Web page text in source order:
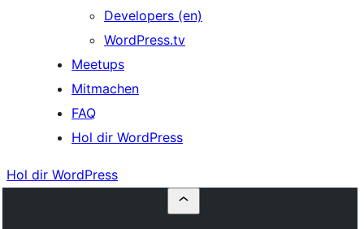
Developers (en)
WordPress.tv
Meetups
Mitmachen
FAQ
Hol dir WordPress
Hol dir WordPress